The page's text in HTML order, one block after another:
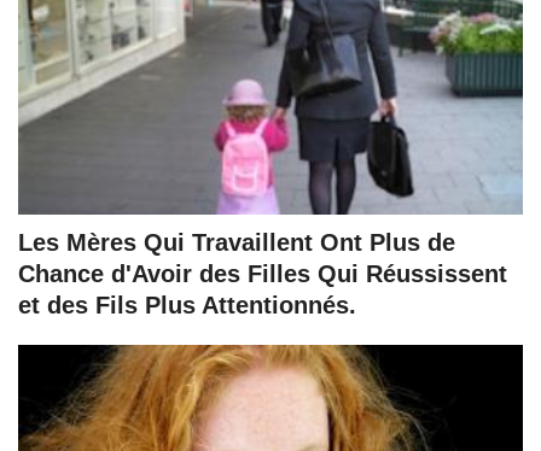
Les Mères Qui Travaillent Ont Plus de
Chance d'Avoir des Filles Qui Réussissent
et des Fils Plus Attentionnés.